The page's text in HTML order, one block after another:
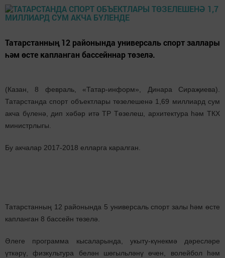
Татарстанның 12 районында универсаль спорт заллары
һәм өсте капланган бассейннар төзелә.
(Казан, 8 февраль, «Татар-информ», Динара Сираҗиева).
Татарстанда спорт объектлары төзелешенә 1,69 миллиард сум
акча бүленә, дип хәбәр итә ТР Төзелеш, архитектура һәм ТКХ
министрлыгы.
Бу акчалар 2017-2018 елларга каралган.
Татарстанның 12 районында 5 универсаль спорт залы һәм өсте
капланган 8 бассейн төзелә.
Әлеге программа кысаларында, укыту-күнекмә дәресләре
үткәрү, физкультура белән шөгыльләнү өчен, волейбол һәм